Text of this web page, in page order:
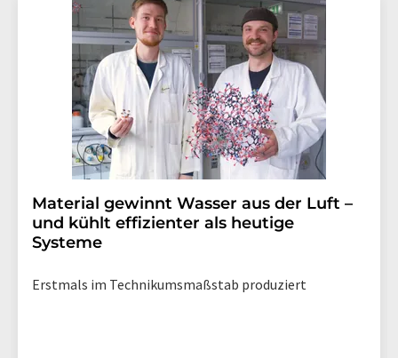
Material gewinnt Wasser aus der Luft –
und kühlt effizienter als heutige
Systeme
Erstmals im Technikumsmaßstab produziert